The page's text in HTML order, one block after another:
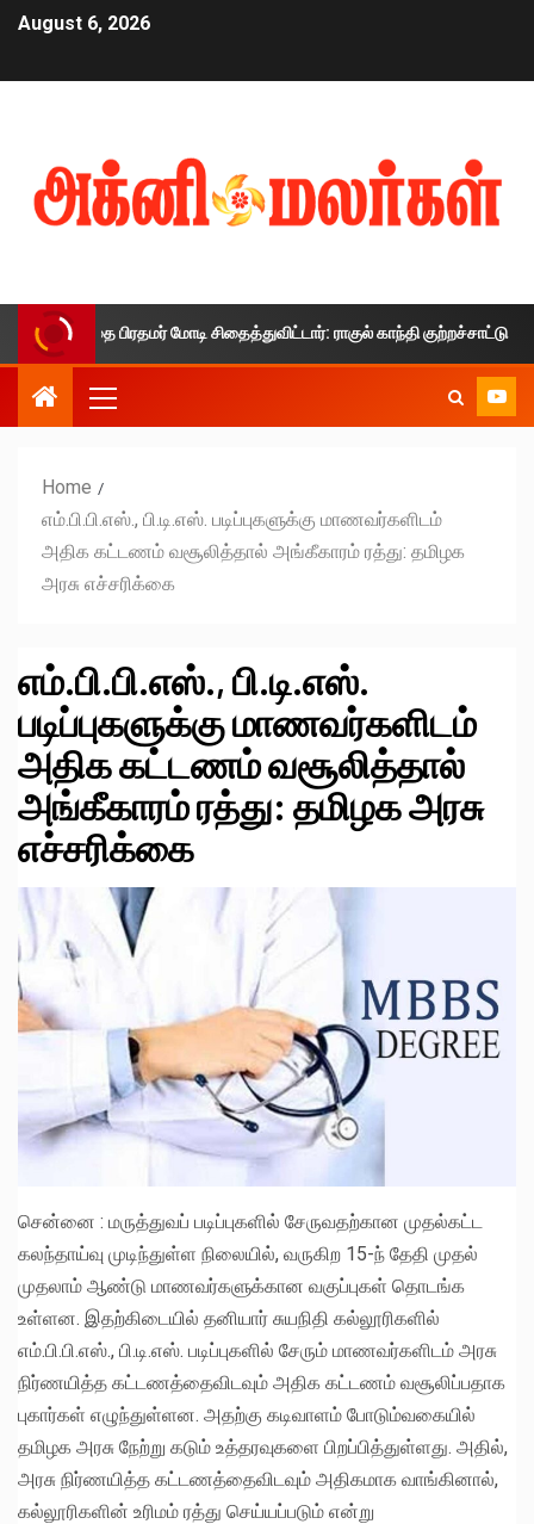
August 6, 2026
பிரதமர் மோடி சிதைத்துவிட்டார்: ராகுல் காந்தி குற்றச்சாட்டு
Home
எம்.பி.பி.எஸ்., பி.டி.எஸ். படிப்புகளுக்கு மாணவர்களிடம்
அதிக கட்டணம் வசூலித்தால் அங்கீகாரம் ரத்து: தமிழக
அரசு எச்சரிக்கை
எம்.பி.பி.எஸ்., பி.டி.எஸ்.
படிப்புகளுக்கு மாணவர்களிடம்
அதிக கட்டணம் வசூலித்தால்
அங்கீகாரம் ரத்து: தமிழக அரசு
எச்சரிக்கை
சென்னை : மருத்துவப் படிப்புகளில் சேருவதற்கான முதல்கட்ட
கலந்தாய்வு முடிந்துள்ள நிலையில், வருகிற 15-ந் தேதி முதல்
முதலாம் ஆண்டு மாணவர்களுக்கான வகுப்புகள் தொடங்க
உள்ளன. இதற்கிடையில் தனியார் சுயநிதி கல்லூரிகளில்
எம்.பி.பி.எஸ்., பி.டி.எஸ். படிப்புகளில் சேரும் மாணவர்களிடம் அரசு
நிர்ணயித்த கட்டணத்தைவிடவும் அதிக கட்டணம் வசூலிப்பதாக
புகார்கள் எழுந்துள்ளன. அதற்கு கடிவாளம் போடும்வகையில்
தமிழக அரசு நேற்று கடும் உத்தரவுகளை பிறப்பித்துள்ளது. அதில்,
அரசு நிர்ணயித்த கட்டணத்தைவிடவும் அதிகமாக வாங்கினால்,
கல்லூரிகளின் உரிமம் ரத்து செய்யப்படும் என்று